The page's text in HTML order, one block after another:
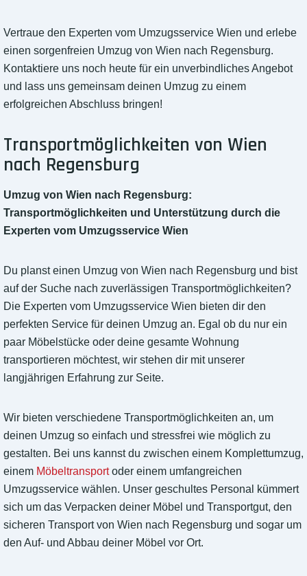
Vertraue den Experten vom Umzugsservice Wien und erlebe
einen sorgenfreien Umzug von Wien nach Regensburg.
Kontaktiere uns noch heute für ein unverbindliches Angebot
und lass uns gemeinsam deinen Umzug zu einem
erfolgreichen Abschluss bringen!
Transportmöglichkeiten von Wien
nach Regensburg
Umzug von Wien nach Regensburg:
Transportmöglichkeiten und Unterstützung durch die
Experten vom Umzugsservice Wien
Du planst einen Umzug von Wien nach Regensburg und bist
auf der Suche nach zuverlässigen Transportmöglichkeiten?
Die Experten vom Umzugsservice Wien bieten dir den
perfekten Service für deinen Umzug an. Egal ob du nur ein
paar Möbelstücke oder deine gesamte Wohnung
transportieren möchtest, wir stehen dir mit unserer
langjährigen Erfahrung zur Seite.
Wir bieten verschiedene Transportmöglichkeiten an, um
deinen Umzug so einfach und stressfrei wie möglich zu
gestalten. Bei uns kannst du zwischen einem Komplettumzug,
einem Möbeltransportoder einem umfangreichen
Umzugsservice wählen. Unser geschultes Personal kümmert
sich um das Verpacken deiner Möbel und Transportgut, den
sicheren Transport von Wien nach Regensburg und sogar um
den Auf- und Abbau deiner Möbel vor Ort.